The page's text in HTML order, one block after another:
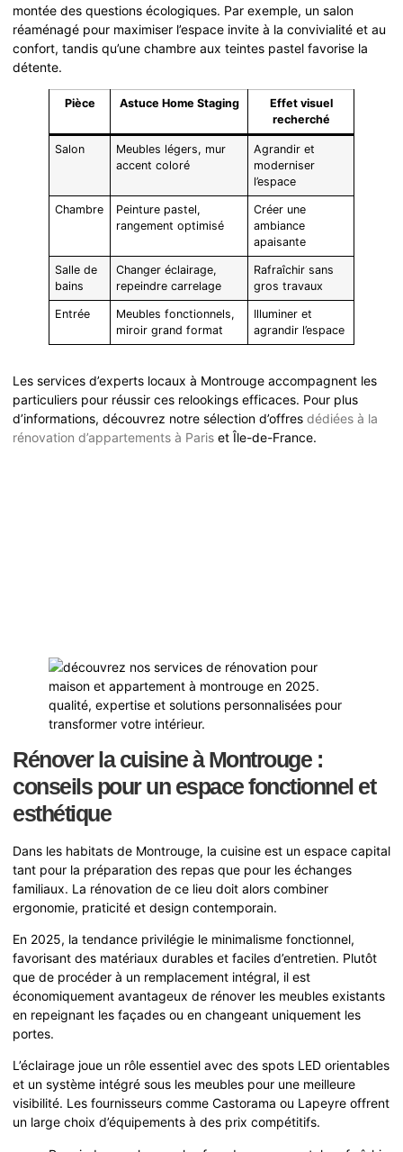
montée des questions écologiques. Par exemple, un salon
réaménagé pour maximiser l’espace invite à la convivialité et au
confort, tandis qu’une chambre aux teintes pastel favorise la
détente.
Pièce Astuce Home Staging
Effet visuel
recherché
Salon
Meubles légers, mur
accent coloré
Agrandir et
moderniser
l’espace
Chambre
Peinture pastel,
rangement optimisé
Créer une
ambiance
apaisante
Salle de
bains
Changer éclairage,
repeindre carrelage
Rafraîchir sans
gros travaux
Entrée
Meubles fonctionnels,
miroir grand format
Illuminer et
agrandir l’espace
Les services d’experts locaux à Montrouge accompagnent les
particuliers pour réussir ces relookings efficaces. Pour plus
d’informations, découvrez notre sélection d’offres dédiées à la
rénovation d’appartements à Paris et Île-de-France.
Rénover la cuisine à Montrouge :
conseils pour un espace fonctionnel et
esthétique
Dans les habitats de Montrouge, la cuisine est un espace capital
tant pour la préparation des repas que pour les échanges
familiaux. La rénovation de ce lieu doit alors combiner
ergonomie, praticité et design contemporain.
En 2025, la tendance privilégie le minimalisme fonctionnel,
favorisant des matériaux durables et faciles d’entretien. Plutôt
que de procéder à un remplacement intégral, il est
économiquement avantageux de rénover les meubles existants
en repeignant les façades ou en changeant uniquement les
portes.
L’éclairage joue un rôle essentiel avec des spots LED orientables
et un système intégré sous les meubles pour une meilleure
visibilité. Les fournisseurs comme Castorama ou Lapeyre offrent
un large choix d’équipements à des prix compétitifs.